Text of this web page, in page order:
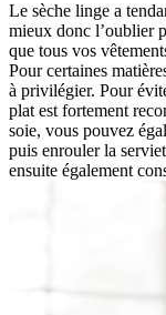
Le sèche linge a
mieux donc l’oublier
que tous vos
Pour certaines
à privilégier. Pour
plat est fortement
soie, vous pouvez
puis enrouler la
ensuite également